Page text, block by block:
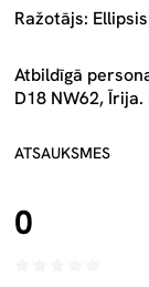
Ražotājs:
Atbildīgā
D18 NW62, Īrija.
ATSAUKSMES
0